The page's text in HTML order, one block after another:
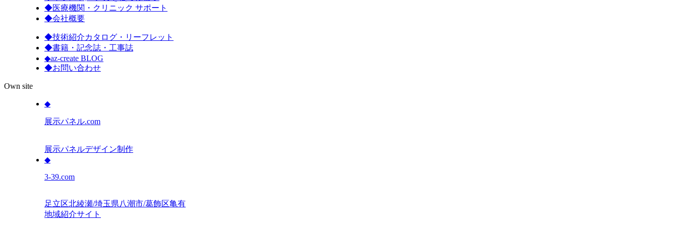
◆医療機関・クリニック サポート
◆会社概要
◆技術紹介カタログ・リーフレット
◆書籍・記念誌・工事誌
◆az-create BLOG
◆お問い合わせ
Own site
◆
展示パネル.com
展示パネルデザイン制作
◆
3-39.com
足立区北綾瀬/埼玉県八潮市/葛飾区亀有
地域紹介サイト